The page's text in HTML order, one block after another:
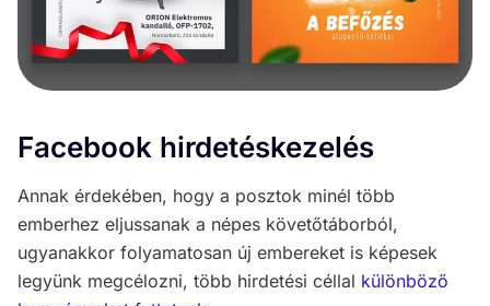
Facebook hirdetéskezelés
Annak érdekében, hogy a posztok minél több
emberhez eljussanak a népes követőtáborból,
ugyanakkor folyamatosan új embereket is képesek
legyünk megcélozni, több hirdetési céllal különböző